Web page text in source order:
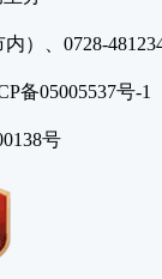
）、0728-
备05005537号
号